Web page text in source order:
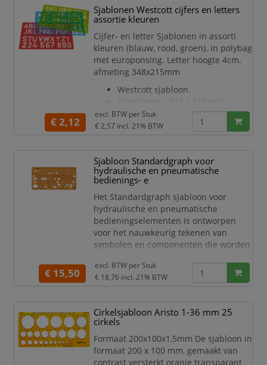
is gemaakt van contrast versterkende
oranje transparante kunststof en
voldoet aan de normen
Sjablonen Westcott cijfers en letters
assortie kleuren
Cijfer- en letter Sjablonen in assorti
kleuren (blauw, rood, groen). In polybag
met europonsing. Letter hoogte 4cm.
afmeting 348x215mm
Westcott sjabloon.
Afmetingen: 348 x 215mm.
Cijfer- en letter sjablonen in
assorti kleuren (blauw, rood of
Verpakt in polybag met
europonsing.
€ 2,12
excl. BTW per Stuk
€ 2,57 incl. 21% BTW
Sjabloon Standardgraph voor
hydraulische en pneumatische
bedienings- e
Het Standardgraph sjabloon voor
hydraulische en pneumatische
bedieningselementen is ontworpen
voor het nauwkeurig tekenen van
symbolen en componenten die worden
pneumatische schema's. Het sjabloon
ondersteunt een consistente weergave
documentatie en maakt deel uit van
het Standardgraph assortiment voor
technisch tekenwerk.
Sjabloon
€ 15,50
excl. BTW per Stuk
€ 18,76 incl. 21% BTW
Cirkelsjabloon Aristo 1-36 mm 25
cirkels
Formaat 200x100x1,5mm De sjabloon in
formaat 200 x 100 mm, gemaakt van
contrast versterkt oranje transparant